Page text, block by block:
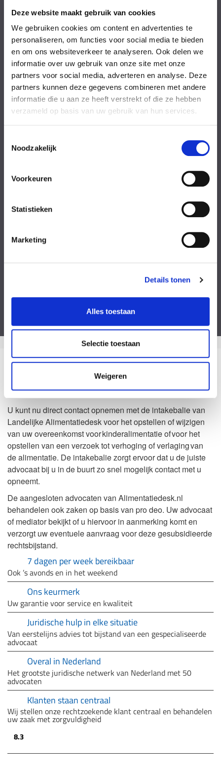
Deze website maakt gebruik van cookies
We gebruiken cookies om content en advertenties te
personaliseren, om functies voor social media te bieden
en om ons websiteverkeer te analyseren. Ook delen we
informatie over uw gebruik van onze site met onze
partners voor social media, adverteren en analyse. Deze
partners kunnen deze gegevens combineren met andere
informatie die u aan ze heeft verstrekt of die ze hebben
verzameld op basis van uw gebruik van hun services.
Noodzakelijk
Voorkeuren
Statistieken
Marketing
Details tonen
Alles toestaan
Selectie toestaan
Weigeren
Zaterdag
Feestdagen
09:00-17:00 uur
Gesloten
Stel uw vraag
Achternaam
Eventuele
opmerkingen
Privacyverklaring
Ik ga akkoord met deprivacy statement&algemene voorwaarden.
algemene voorwaarden
Zo kan het dus ook
Waarom Landelijke Alimentatiedesk?
U kunt nu direct contact opnemen met de intakebalie van
Landelijke Alimentatiedesk voor het opstellen of wijzigen
van uw overeenkomst voor kinderalimentatie of voor het
opstellen van een verzoek tot verhoging of verlaging van
de alimentatie. De intakebalie zorgt ervoor dat u de juiste
advocaat bij u in de buurt zo snel mogelijk contact met u
opneemt.
De aangesloten advocaten van Alimentatiedesk.nl
behandelen ook zaken op basis van pro deo. Uw advocaat
of mediator bekijkt of u hiervoor in aanmerking komt en
verzorgt uw eventuele aanvraag voor deze gesubsidieerde
rechtsbijstand.
7 dagen per week bereikbaar
Ook ’s avonds en in het weekend
Ons keurmerk
Uw garantie voor service en kwaliteit
Juridische hulp in elke situatie
Van eerstelijns advies tot bijstand van een gespecialiseerde
advocaat
Overal in Nederland
Het grootste juridische netwerk van Nederland met 50
advocaten
Klanten staan centraal
Wij stellen onze rechtzoekende klant centraal en behandelen
uw zaak met zorgvuldigheid
8.3